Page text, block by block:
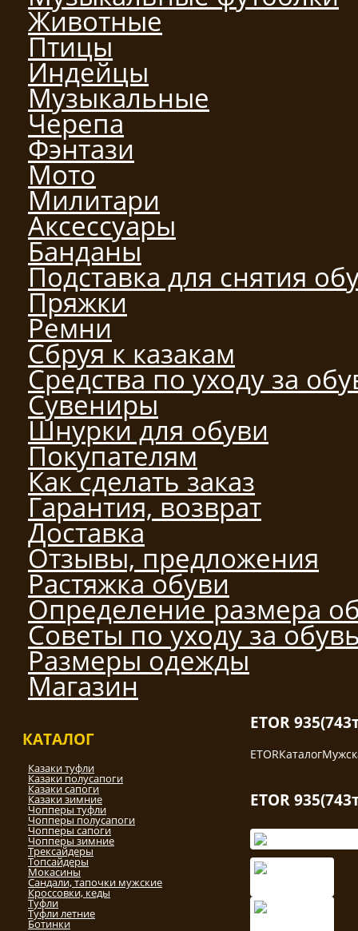
Животные
Птицы
Индейцы
Музыкальные
Черепа
Фэнтази
Мото
Милитари
Аксессуары
Банданы
Подставка для снятия
Пряжки
Ремни
Сбруя к казакам
Средства по уходу за
Сувениры
Шнурки для обуви
Покупателям
Как сделать заказ
Гарантия, возврат
Доставка
Отзывы, предложения
Растяжка обуви
Определение размера
Советы по уходу за
Размеры одежды
Магазин
КАТАЛОГ
Казаки туфли
Казаки полусапоги
Казаки сапоги
Казаки зимние
Чопперы туфли
Чопперы полусапоги
Чопперы сапоги
Чопперы зимние
Трексайдеры
Топсайдеры
Мокасины
Сандали, тапочки мужские
Кроссовки, кеды
Туфли
Туфли летние
Ботинки
ETOR
ETORКаталог
ETOR